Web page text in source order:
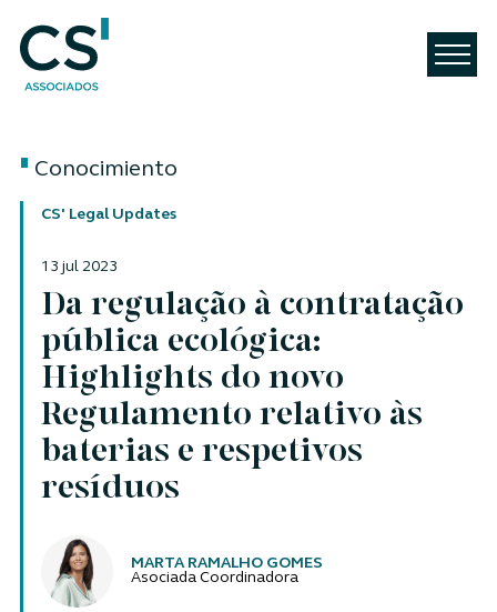
Conocimiento
CS' Legal Updates
13 jul 2023
Da regulação à contratação
pública ecológica:
Highlights do novo
Regulamento relativo às
baterias e respetivos
resíduos
Autores
MARTA RAMALHO GOMES
Asociada Coordinadora